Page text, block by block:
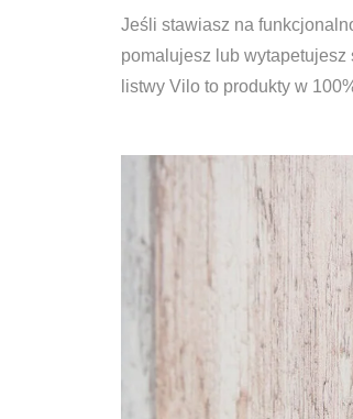
Jeśli stawiasz na
pomalujesz lub
listwy Vilo to produkty w